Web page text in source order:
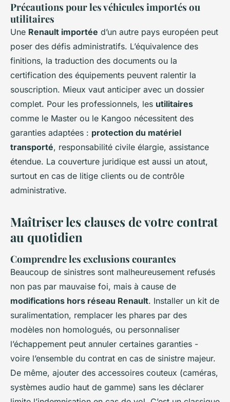
Précautions pour les véhicules importés ou
utilitaires
Une Renault importée d’un autre pays européen peut
poser des défis administratifs. L’équivalence des
finitions, la traduction des documents ou la
certification des équipements peuvent ralentir la
souscription. Mieux vaut anticiper avec un dossier
complet. Pour les professionnels, les utilitaires
comme le Master ou le Kangoo nécessitent des
garanties adaptées : protection du matériel
transporté, responsabilité civile élargie, assistance
étendue. La couverture juridique est aussi un atout,
surtout en cas de litige clients ou de contrôle
administrative.
Maîtriser les clauses de votre contrat
au quotidien
Comprendre les exclusions courantes
Beaucoup de sinistres sont malheureusement refusés
non pas par mauvaise foi, mais à cause de
modifications hors réseau Renault. Installer un kit de
suralimentation, remplacer les phares par des
modèles non homologués, ou personnaliser
l’échappement peut annuler certaines garanties -
voire l’ensemble du contrat en cas de sinistre majeur.
De même, ajouter des accessoires couteux (caméras,
systèmes audio haut de gamme) sans les déclarer